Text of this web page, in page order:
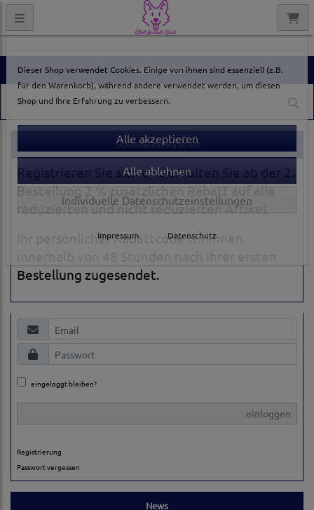
Artikelsuche
Stammkundenrabatt
Registrieren Sie sich und erhalten Sie ab der 2.
Bestellung 2 % zusätzlichen Rabatt auf alle
reduzierten und nicht reduzierten Artikel.
Ihr persönlicher Rabattcode wir Ihnen
Bestellung zugesendet.
eingeloggt bleiben?
einloggen
Registrierung
Passwort vergessen
News
Datenschutzeinstellungen
Dieser Shop verwendet Cookies. Einige von ihnen sind essenziell (z.B.
für den Warenkorb), während andere verwendet werden, um diesen
Shop und Ihre Erfahrung zu verbessern.
Individuelle Datenschutzeinstellungen
Impressum Datenschutz